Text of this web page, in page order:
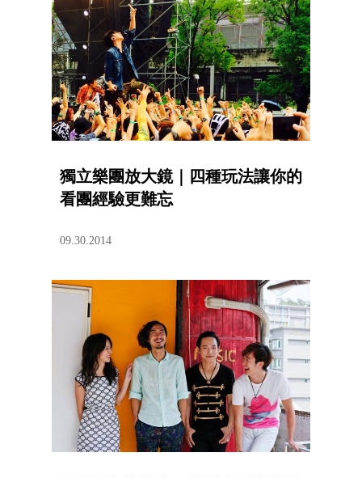
獨立樂團放大鏡｜四種玩法讓你的
看團經驗更難忘
09.30.2014